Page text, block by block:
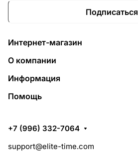
Подписаться
Интернет-магазин
О компании
Информация
Помощь
+7 (996) 332-7064
support@elite-time.com